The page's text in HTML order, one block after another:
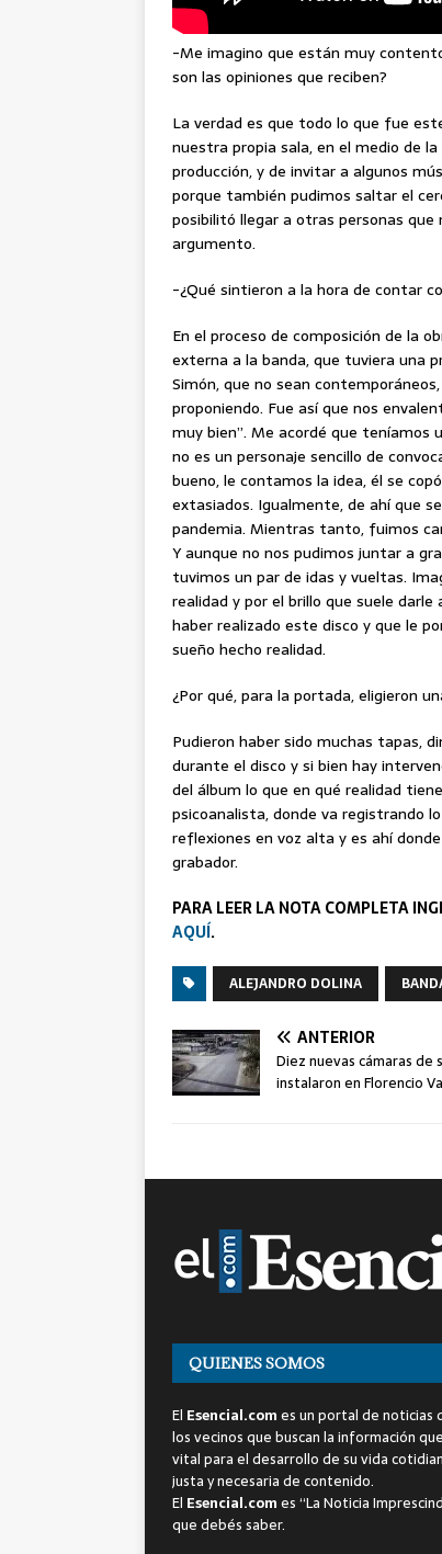
-Me imagino que están muy
son las opiniones que reciben?
La verdad es que todo lo que fue
nuestra propia sala, en el medio de
producción, y de invitar a algunos
porque también pudimos saltar el
posibilitó llegar a otras personas que
argumento.
-¿Qué sintieron a la hora de contar
En el proceso de composición de la
externa a la banda, que tuviera una
Simón, que no sean
proponiendo. Fue así que nos
muy bien”. Me acordé que teníamos
no es un personaje sencillo de
bueno, le contamos la idea, él se
extasiados. Igualmente, de ahí que
pandemia. Mientras tanto, fuimos
Y aunque no nos pudimos juntar a
tuvimos un par de idas y vueltas.
realidad y por el brillo que suele
haber realizado este disco y que le
sueño hecho realidad.
¿Por qué, para la portada, eligieron
Pudieron haber sido muchas tapas,
durante el disco y si bien hay
del álbum lo que en qué realidad
psicoanalista, donde va registrando
reflexiones en voz alta y es ahí
grabador.
PARA LEER LA NOTA COMPLETA
AQUÍ.
ALEJANDRO DOLINA
ANTERIOR
Diez nuevas cámaras de
instalaron en Florencio
QUIENES SOMOS
El Esencial.comes un portal de noticias
los vecinos que buscan la información
vital para el desarrollo de su vida
justa y necesaria de contenido.
El Esencial.comes “La Noticia
que debés saber.